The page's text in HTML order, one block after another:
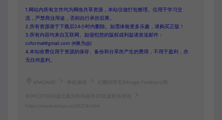
1.网站内所有文件均为网络共享资源，本站仅做打包整理。仅用于学习交
流，严禁商业用途，否则自行承担后果。
2.所有资源请于下载后24小时内删除。如需体验更多乐趣，请购买正版！
3.所有内容均来自互联网。如侵犯您的版权或利益请发送邮件：
cvformat#gmail.com (#换为@)
4.本站收费仅用于资源的保存、备份和分享所产生的费用，不用于盈利，亦
无任何盈利。
MMGAME 幻耀的羽毛(Mirage Feathers)简
中|PC|STG|动漫元素街机风格伪3D轨道射击游戏
https://www.mmyx.cc/43214.html